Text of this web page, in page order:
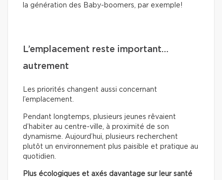
la génération des Baby-boomers, par exemple!
L’emplacement reste important…
autrement
Les priorités changent aussi concernant
l’emplacement.
Pendant longtemps, plusieurs jeunes rêvaient
d’habiter au centre-ville, à proximité de son
dynamisme. Aujourd’hui, plusieurs recherchent
plutôt un environnement plus paisible et pratique au
quotidien.
Plus écologiques et axés davantage sur leur santé